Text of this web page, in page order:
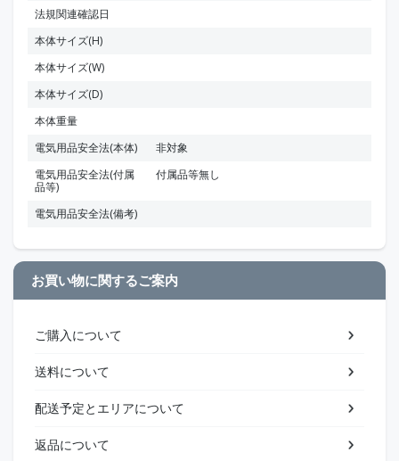
法規関連確認日
本体サイズ(H)
本体サイズ(W)
本体サイズ(D)
本体重量
電気用品安全法(本体)
非対象
電気用品安全法(付属
品等)
付属品等無し
電気用品安全法(備考)
お買い物に関するご案内
ご購入について
送料について
配送予定とエリアについて
返品について